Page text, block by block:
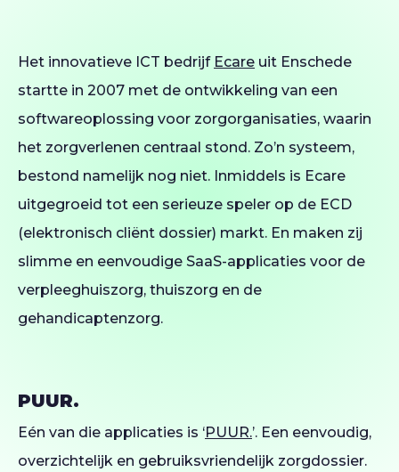
Het innovatieve ICT bedrijf Ecare uit Enschede
startte in 2007 met de ontwikkeling van een
softwareoplossing voor zorgorganisaties, waarin
het zorgverlenen centraal stond. Zo’n systeem,
bestond namelijk nog niet. Inmiddels is Ecare
uitgegroeid tot een serieuze speler op de ECD
(elektronisch cliënt dossier) markt. En maken zij
slimme en eenvoudige SaaS-applicaties voor de
verpleeghuiszorg, thuiszorg en de
gehandicaptenzorg.
PUUR.
Eén van die applicaties is ‘PUUR.’. Een eenvoudig,
overzichtelijk en gebruiksvriendelijk zorgdossier.